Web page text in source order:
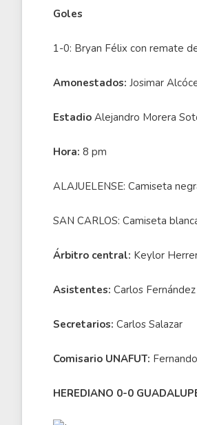
Goles
1-0: Bryan Félix con remate
Amonestados: Josimar
Estadio Alejandro
Hora: 8 pm
ALAJUELENSE: Camiseta
SAN CARLOS: Camiseta
Árbitro central: Keylor
Asistentes: Carlos
Secretarios: Carlos Salazar
Comisario UNAFUT:
HEREDIANO 0-0